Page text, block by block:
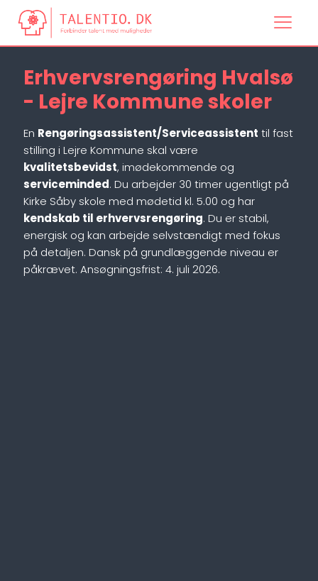
Erhvervsrengøring Hvalsø
- Lejre Kommune skoler
En Rengøringsassistent/Serviceassistent til fast
stilling i Lejre Kommune skal være
kvalitetsbevidst, imødekommende og
serviceminded. Du arbejder 30 timer ugentligt på
Kirke Såby skole med mødetid kl. 5.00 og har
kendskab til erhvervsrengøring. Du er stabil,
energisk og kan arbejde selvstændigt med fokus
på detaljen. Dansk på grundlæggende niveau er
påkrævet. Ansøgningsfrist: 4. juli 2026.